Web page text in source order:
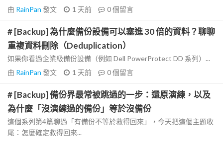
由 RainPan 發文 1 天前 0個留言
# [Backup] 為什麼備份設備可以塞進 30 倍的資料？聊聊
重複資料刪除（Deduplication）
如果你看過企業級備份設備（例如 Dell PowerProtect DD 系列）...
由 RainPan 發文 1 天前 0個留言
# [Backup] 備份界最常被跳過的一步：還原演練，以及
為什麼「沒演練過的備份」等於沒備份
這個系列第4篇聊過「有備份不等於救得回來」，今天把這個主題收
尾：怎麼確定救得回來...